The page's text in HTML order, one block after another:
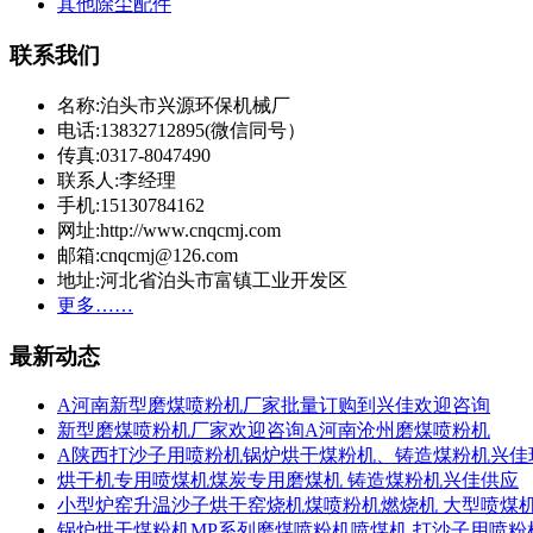
其他除尘配件
联系我们
名称:泊头市兴源环保机械厂
电话:13832712895(微信同号）
传真:0317-8047490
联系人:李经理
手机:15130784162
网址:http://www.cnqcmj.com
邮箱:cnqcmj@126.com
地址:河北省泊头市富镇工业开发区
更多……
最新动态
A河南新型磨煤喷粉机厂家批量订购到兴佳欢迎咨询
新型磨煤喷粉机厂家欢迎咨询A河南沧州磨煤喷粉机
A陕西打沙子用喷粉机锅炉烘干煤粉机、铸造煤粉机兴佳
烘干机专用喷煤机煤炭专用磨煤机 铸造煤粉机兴佳供应
小型炉窑升温沙子烘干窑烧机煤喷粉机燃烧机 大型喷煤